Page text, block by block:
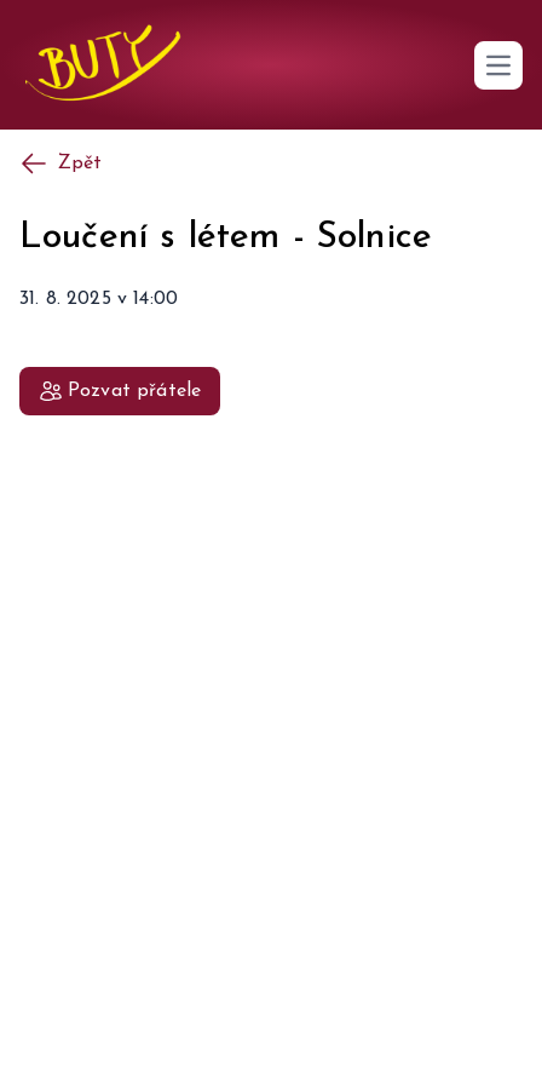
Open
Zpět
Loučení s létem - Solnice
31. 8. 2025v 14:00
Pozvat přátele